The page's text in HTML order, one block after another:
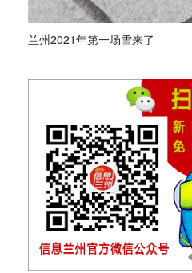
兰州2021年第一场雪来了